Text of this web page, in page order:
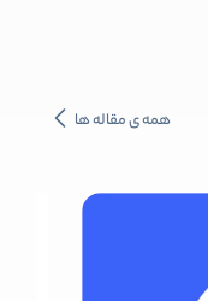
همه ی مقاله ها